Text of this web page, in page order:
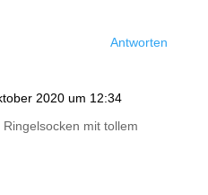
Antworten
2020 um 12:34
mit tollem